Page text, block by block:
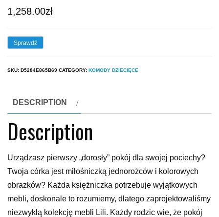
1,258.00zł
Sprawdź
SKU: D5284E865B69 CATEGORY: KOMODY DZIECIĘCE
DESCRIPTION
Description
Urządzasz pierwszy „dorosły” pokój dla swojej pociechy?
Twoja córka jest miłośniczką jednorożców i kolorowych
obrazków? Każda księżniczka potrzebuje wyjątkowych
mebli, doskonale to rozumiemy, dlatego zaprojektowaliśmy
niezwykłą kolekcję mebli Lili. Każdy rodzic wie, że pokój